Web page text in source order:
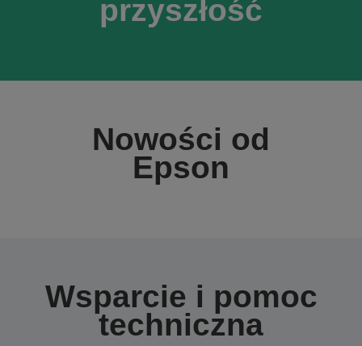
przyszłość
Nowości od
Epson
Wsparcie i pomoc
techniczna